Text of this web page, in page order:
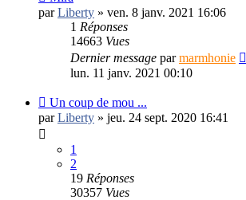
parLiberty » ven. 8 janv. 2021 16:06
1 Réponses
14663 Vues
Dernier message parmarmhonie
lun. 11 janv. 2021 00:10
Un coup de mou ...
parLiberty » jeu. 24 sept. 2020 16:41
1
2
19 Réponses
30357 Vues